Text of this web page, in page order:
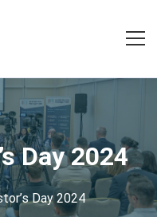
Day 2024
Day 2024